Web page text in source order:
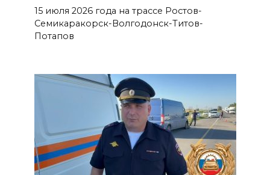
15 июля 2026 года на трассе Ростов-
Семикаракорск-Волгодонск-Титов-
Потапов